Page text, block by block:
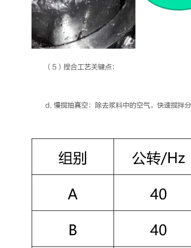
（5）捏合工艺关键点：
d. 慢搅抽真空：除去浆料中的空气，快速搅拌